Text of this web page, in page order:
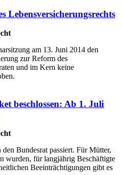
Lebensversicherungsrechts
am 13. Juni 2014 den
zur Reform des
und im Kern keine
beschlossen: Ab 1. Juli
Bundesrat passiert. Für Mütter,
wurden, für langjährig Beschäftigte
Beeinträchtigungen gibt es